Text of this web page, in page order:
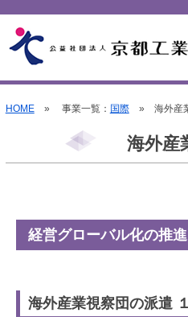
HOME» 事業一覧： 国際» 海外産
海外産
経営グローバル化の推進
海外産業視察団の派遣